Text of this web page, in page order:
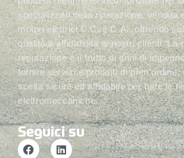
specializzati nella riparazione, vendita
motori elettrici C.C. e C.A., offrendo
qualità e affidabilità ai nostri clienti. La
reputazione è il frutto di anni di
fornire servizi e prodotti di prim’ordine,
scelta sicura ed affidabile per tutte le
elettromeccaniche.
Seguici su